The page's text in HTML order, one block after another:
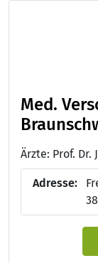
Med.
Adresse: